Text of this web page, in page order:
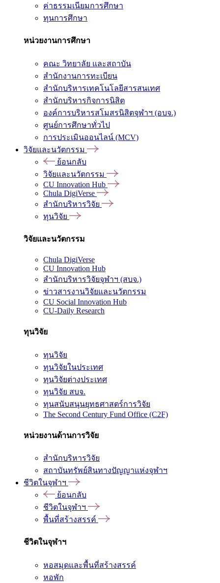
ค่าธรรมเนียมการศึกษา
ทุนการศึกษา
หน่วยงานการศึกษา
คณะ วิทยาลัย และสถาบัน
สำนักงานการทะเบียน
สำนักบริหารเทคโนโลยีสารสนเทศ
สำนักบริหารกิจการนิสิต
องค์การบริหารสโมสรนิสิตจุฬาฯ (อบจ.)
ศูนย์การศึกษาทั่วไป
การประเมินออนไลน์ (MCV)
วิจัยและนวัตกรรม
ย้อนกลับ
วิจัยและนวัตกรรม
CU Innovation Hub
Chula DigiVerse
สำนักบริหารวิจัย
ทุนวิจัย
วิจัยและนวัตกรรม
Chula DigiVerse
CU Innovation Hub
สำนักบริหารวิจัยจุฬาฯ (สบจ.)
ข่าวสารงานวิจัยและนวัตกรรม
CU Social Innovation Hub
CU-Daily Research
ทุนวิจัย
ทุนวิจัย
ทุนวิจัยในประเทศ
ทุนวิจัยต่างประเทศ
ทุนวิจัย สบจ.
ทุนสนับสนุนยุทธศาสตร์การวิจัย
The Second Century Fund Office (C2F)
หน่วยงานด้านการวิจัย
สำนักบริหารวิจัย
สถาบันทรัพย์สินทางปัญญาแห่งจุฬาฯ
ชีวิตในจุฬาฯ
ย้อนกลับ
ชีวิตในจุฬาฯ
พื้นที่สร้างสรรค์
ชีวิตในจุฬาฯ
หอสมุดและพื้นที่สร้างสรรค์
หอพัก